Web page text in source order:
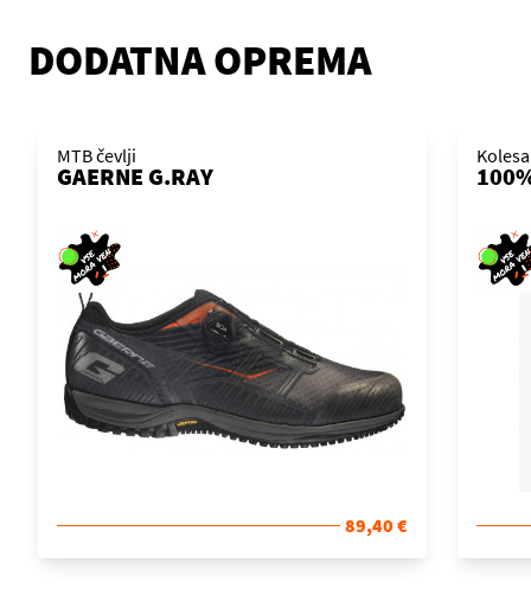
DODATNA OPREMA
MTB čevlji
GAERNE G.RAY
89,40 €